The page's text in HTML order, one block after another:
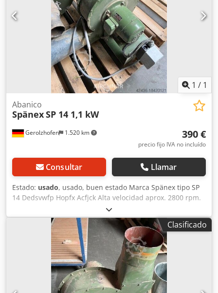
1 / 1
Gerolzhofen 1.520 km
Abanico
SpänexSP 14 1,1 kW
390 €
precio fijo IVA no incluído
Consultar Llamar
Estado: usado, usado, buen estado Marca Spänex tipo SP
14 Dedsvwfp Hopfx Acfjck Alta velocidad aprox. 2800 rpm.
motor 1,1 kW Diámetro de conexión 140 mm Ubicación de
almacenamiento 97447 Gerolzhofen, carga libre, sin
embalaje Entrega en el estado actual según inspección.
Sin garantía ni garantía
Clasificado